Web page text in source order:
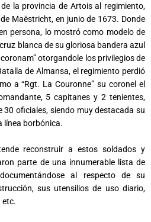
la provincia de Artois al regimiento,
Maëstricht, en junio de 1673. Donde
persona, lo mostró como modelo de
blanca de su gloriosa bandera azul
otorgandole los privilegios de
de Almansa, el regimiento perdió
a “Rgt. La Couronne” su coronel el
5 capitanes y 2 tenientes,
30 oficiales, siendo muy destacada su
línea borbónica.
reconstruir a estos soldados y
parte de una innumerable lista de
al respecto de su
sus utensilios de uso diario,
etc.